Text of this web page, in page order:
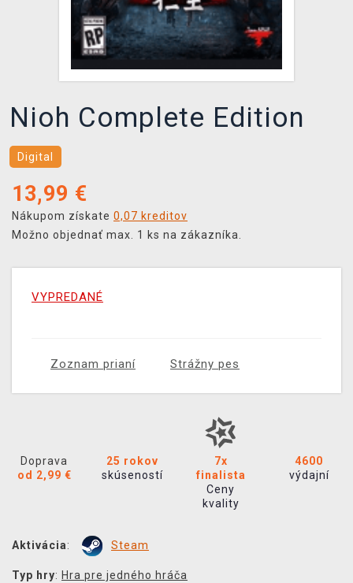
Nioh Complete Edition
Digital
13,99 €
Nákupom získate 0,07 kreditov
Možno objednať max. 1 ks na zákazníka.
VYPREDANÉ
Zoznam prianí Strážny pes
Doprava
od 2,99 €
25 rokov
skúseností
7x
finalista
Ceny
kvality
4600
výdajní
Aktivácia: Steam
Typ hry: Hra pre jedného hráča